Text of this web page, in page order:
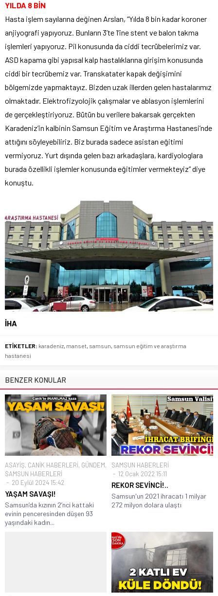
YILDA 8 BİN
Hasta işlem sayılarına değinen Arslan, “Yılda 8 bin kadar koroner
anjiyografi yapıyoruz. Bunların 3’te 1’ine stent ve balon takma
işlemleri yapıyoruz. Pil konusunda da ciddi tecrübelerimiz var.
ASD kapama gibi yapısal kalp hastalıklarına girişim konusunda
ciddi bir tecrübemiz var. Transkatater kapak değişimini
bölgemizde yapmaktayız. Bizden uzak illerden gelen hastalarımız
olmaktadır. Elektrofizyolojik çalışmalar ve ablasyon işlemlerini
de gerçekleştiriyoruz. Bütün bu verilere bakarsak gerçekten
Karadeniz’in kalbinin Samsun Eğitim ve Araştırma Hastanesi’nde
attığını söyleyebiliriz. Biz burada sadece asistan eğitimi
vermiyoruz. Yurt dışında gelen bazı arkadaşlara, kardiyologlara
burada özellikli işlemler konusunda eğitimler vermekteyiz” diye
konuştu.
İHA
ETİKETLER: karadeniz, manset, samsun, samsun eğitim ve araştırma
hastanesi
BENZER KONULAR
ASAYİŞ, CANİK HABERLERİ, GÜNDEM,
SAMSUN HABERLERİ
20 Eylül 2024 15:42
YAŞAM SAVAŞI!
Samsun’da kızının 2’nci kattaki
evinin penceresinden düşen 93
yaşındaki kadın...
SAMSUN HABERLERİ
12 Ocak 2022 15:11
REKOR SEVİNCİ!..
Samsun'un 2021 ihracatı 1 milyar
272 milyon dolara ulaştı